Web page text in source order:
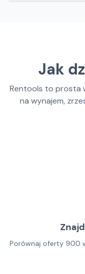
Jak
Rentools to prosta
na wynajem,
Porównaj oferty 900